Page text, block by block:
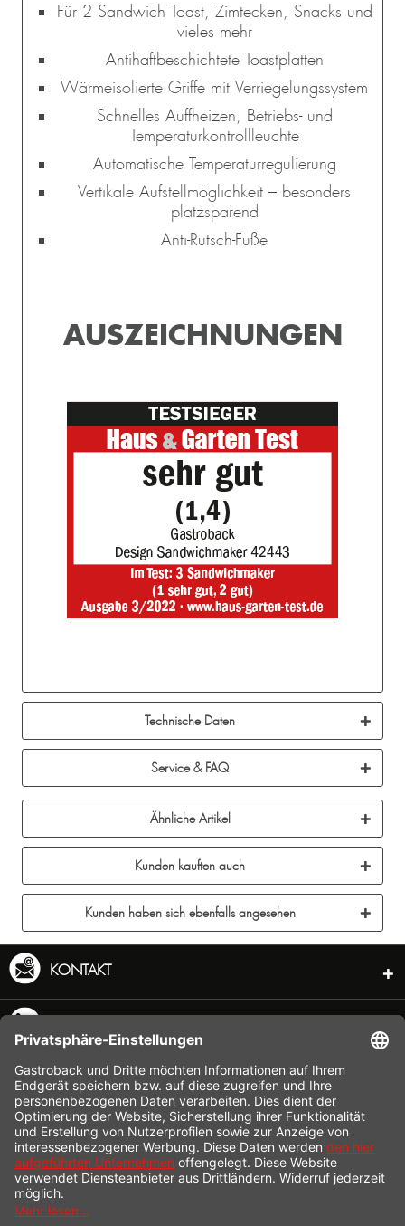
Für 2 Sandwich Toast, Zimtecken, Snacks und
vieles mehr
Antihaftbeschichtete Toastplatten
Wärmeisolierte Griffe mit Verriegelungssystem
Schnelles Auffheizen, Betriebs- und
Temperaturkontrollleuchte
Automatische Temperaturregulierung
Vertikale Aufstellmöglichkeit – besonders
platzsparend
Anti-Rutsch-Füße
AUSZEICHNUNGEN
Technische Daten
Service & FAQ
Ähnliche Artikel
Kunden kauften auch
Kunden haben sich ebenfalls angesehen
KONTAKT
INFORMATION
SHOP SERVICE
VERSAND